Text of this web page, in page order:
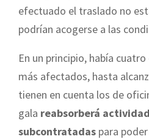
efectuado el traslado no
podrían acogerse a las
En un principio, había
más afectados, hasta
tienen en cuenta los de
gala reabsorberá
subcontratadas para